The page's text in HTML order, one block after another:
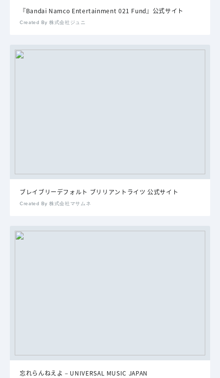
『Bandai Namco Entertainment 021 Fund』公式サイト
Created By 株式会社ジュニ
ブレイブリーデフォルト ブリリアントライツ 公式サイト
Created By 株式会社マサムネ
忘れらんねえよ – UNIVERSAL MUSIC JAPAN